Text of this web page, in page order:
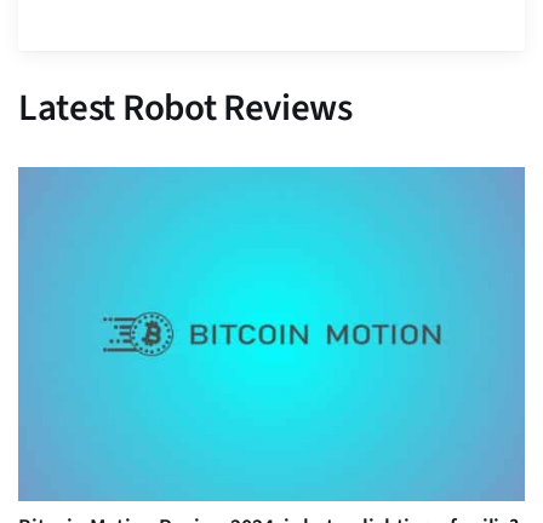
Latest Robot Reviews